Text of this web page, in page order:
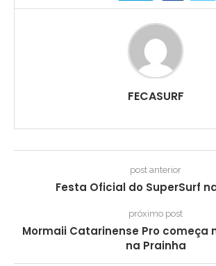
FECASURF
post anterior
Festa Oficial do SuperSurf
próximo post
Mormaii Catarinense Pro começa
na Prainha